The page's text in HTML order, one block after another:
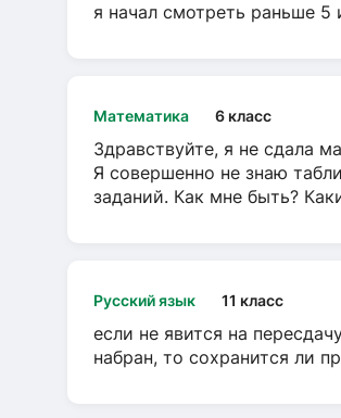
я начал смотреть раньше 5
Математика 6 класс
Здравствуйте, я не сдала
Я совершенно не знаю
заданий. Как мне быть?
Русский язык 11 класс
если не явится на
набран, то сохранится ли